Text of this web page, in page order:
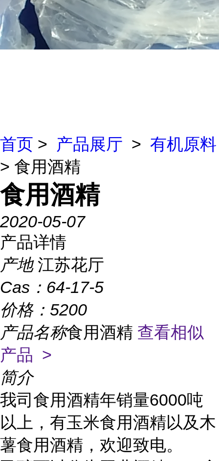
首页 > 产品展厅 > 有机原料
> 食用酒精
食用酒精
2020-05-07
产品详情
产地 江苏花厅
Cas： 64-17-5
价格： 5200
产品名称食用酒精 查看相似
产品 >
简介
我司食用酒精年销量6000吨
以上，有玉米食用酒精以及木
薯食用酒精，欢迎致电。